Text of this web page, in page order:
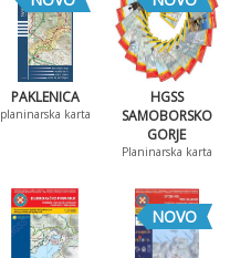
PAKLENICA
planinarska karta
HGSS
SAMOBORSKO
GORJE
Planinarska karta
NOVO